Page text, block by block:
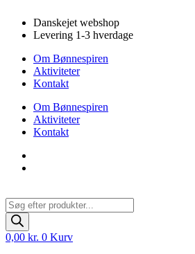
indhold
Danskejet webshop
Levering 1-3 hverdage
Om Bønnespiren
Aktiviteter
Kontakt
Om Bønnespiren
Aktiviteter
Kontakt
Products
search
0,00 kr. 0 Kurv